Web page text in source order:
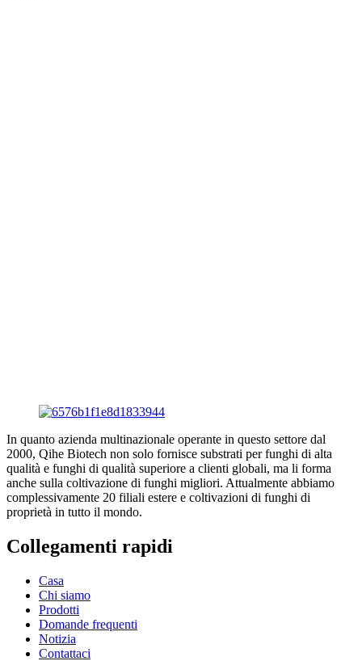
In quanto azienda multinazionale operante in questo settore dal
2000, Qihe Biotech non solo fornisce substrati per funghi di alta
qualità e funghi di qualità superiore a clienti globali, ma li forma
anche sulla coltivazione di funghi migliori. Attualmente abbiamo
complessivamente 20 filiali estere e coltivazioni di funghi di
proprietà in tutto il mondo.
Collegamenti rapidi
Casa
Chi siamo
Prodotti
Domande frequenti
Notizia
Contattaci